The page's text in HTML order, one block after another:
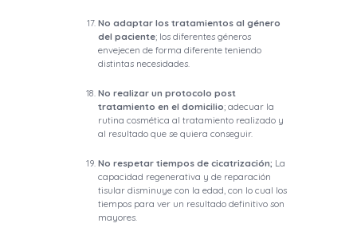
No adaptar los tratamientos al género
del paciente; los diferentes géneros
envejecen de forma diferente teniendo
distintas necesidades.
No realizar un protocolo post
tratamiento en el domicilio; adecuar la
rutina cosmética al tratamiento realizado y
al resultado que se quiera conseguir.
No respetar tiempos de cicatrización; La
capacidad regenerativa y de reparación
tisular disminuye con la edad, con lo cual los
tiempos para ver un resultado definitivo son
mayores.